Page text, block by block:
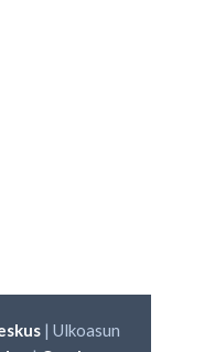
| Ulkoasun